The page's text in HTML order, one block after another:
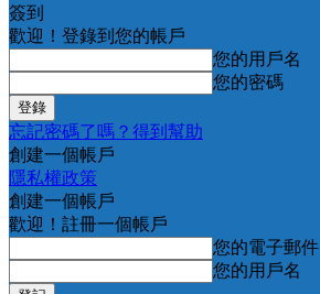
簽到
歡迎！登錄到您的帳戶
您的用戶名
您的密碼
忘記密碼了嗎？得到幫助
創建一個帳戶
隱私權政策
創建一個帳戶
歡迎！註冊一個帳戶
您的電子郵件
您的用戶名